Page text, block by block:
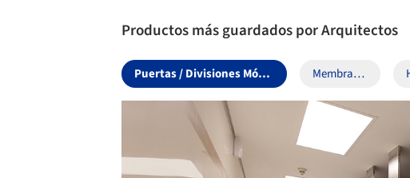
Productos más guardados por Arquitectos
Puertas / Divisiones Móviles Membranas